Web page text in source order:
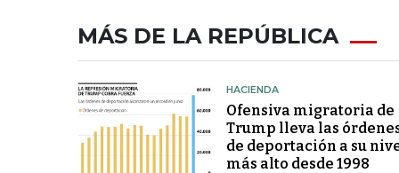
MÁS DE LA REPÚBLICA
HACIENDA
Ofensiva migratoria de
Trump lleva las
de deportación a su
más alto desde 1998